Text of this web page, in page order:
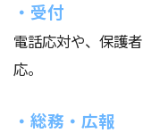
・受付
電話応対や、保護
応。
・総務・広報